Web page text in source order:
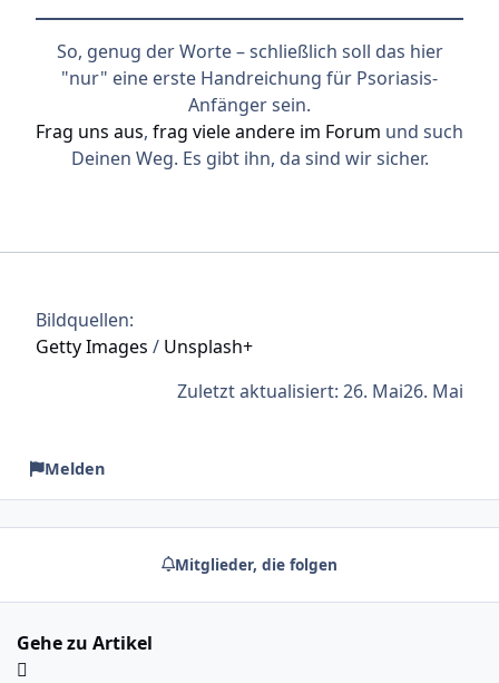
So, genug der Worte – schließlich soll das hier
"nur" eine erste Handreichung für Psoriasis-
Anfänger sein.
Frag uns aus, frag viele andere im Forum und such
Deinen Weg. Es gibt ihn, da sind wir sicher.
Bildquellen:
Getty Images / Unsplash+
Zuletzt aktualisiert: 26. Mai26. Mai
Melden
Mitglieder, die folgen
Gehe zu Artikel